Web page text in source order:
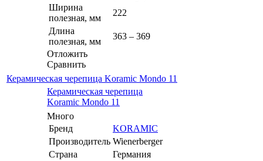
Ширина
полезная, мм
222
Длина
полезная, мм
363 – 369
Отложить
Сравнить
Керамическая черепица Koramic Mondo 11
Керамическая черепица
Koramic Mondo 11
Много
Бренд
KORAMIC
Производитель Wienerberger
Страна
Германия